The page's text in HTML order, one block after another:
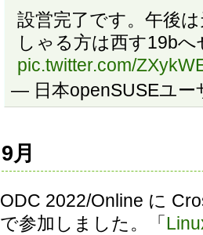
設営完了です。午後
しゃる方は西す19b
pic.twitter.com/
— 日本openSUSEユー
9月
ODC 2022/Online に
で参加しました。「